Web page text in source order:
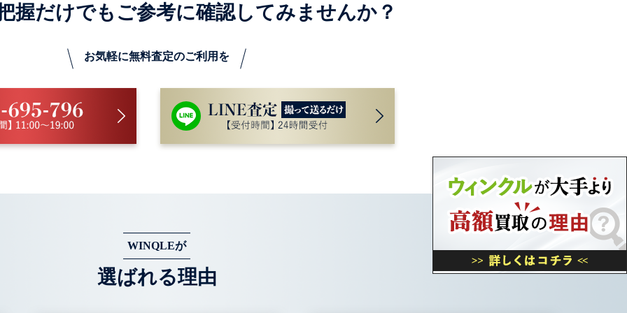
握だけでも ご参考に確認してみませんか？
お気軽に無料査定のご利用を
WINQLEが
選ばれる理由